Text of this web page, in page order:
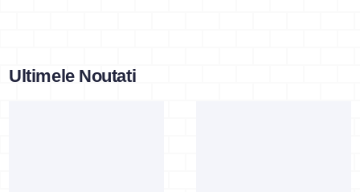
Ultimele Noutati